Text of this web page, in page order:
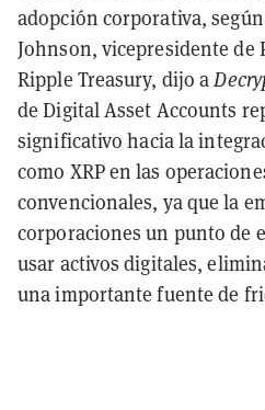
adopción corporativa,
Johnson, vicepresidente de
Ripple Treasury, dijo a
de Digital Asset Accounts
significativo hacia la
como XRP en las
convencionales, ya que la
corporaciones un punto de
usar activos digitales,
una importante fuente de